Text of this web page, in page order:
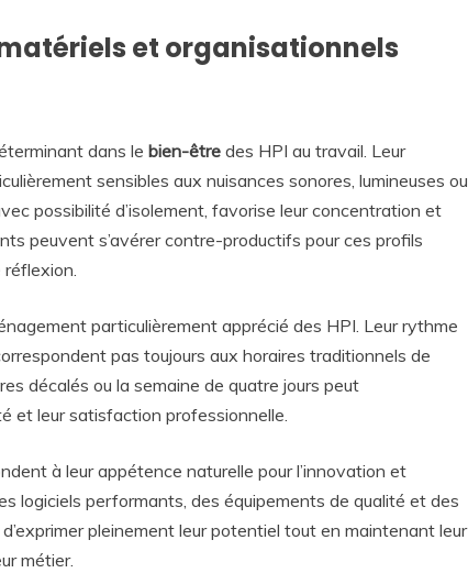
et organisationnels
dans le bien-être des HPI au travail. Leur
sensibles aux nuisances sonores, lumineuses ou
possibilité d’isolement, favorise leur concentration et
peuvent s’avérer contre-productifs pour ces profils
particulièrement apprécié des HPI. Leur rythme
pas toujours aux horaires traditionnels de
décalés ou la semaine de quatre jours peut
et leur satisfaction professionnelle.
à leur appétence naturelle pour l’innovation et
logiciels performants, des équipements de qualité et des
pleinement leur potentiel tout en maintenant leur
métier.